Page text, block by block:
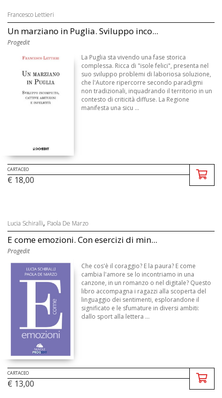
Francesco Lettieri
Un marziano in Puglia. Sviluppo inco...
Progedit
La Puglia sta vivendo una fase storica
complessa. Ricca di "isole felici", presenta nel
suo sviluppo problemi di laboriosa soluzione,
che l'Autore ripercorre secondo paradigmi
non tradizionali, inquadrando il territorio in un
contesto di criticità diffuse. La Regione
manifesta una sicu ...
CARTACEO
€ 18,00
Lucia Schiralli, Paola De Marzo
E come emozioni. Con esercizi di min...
Progedit
Che cos'è il coraggio? E la paura? E come
cambia l'amore se lo incontriamo in una
canzone, in un romanzo o nel digitale? Questo
libro accompagna i ragazzi alla scoperta del
linguaggio dei sentimenti, esplorandone il
significato e le sfumature in diversi ambiti:
dallo sport alla lettera ...
CARTACEO
€ 13,00